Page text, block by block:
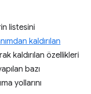
listesini
kaldırılan
kaldırılan özellikleri
bazı
yollarını